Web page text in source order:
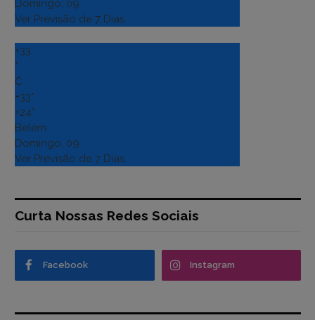
Domingo, 09
Ver Previsão de 7 Dias
+33
°
C
+33°
+24°
Belém
Domingo, 09
Ver Previsão de 7 Dias
Curta Nossas Redes Sociais
Facebook Instagram